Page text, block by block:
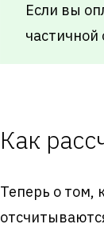
Если вы
частичной
Как
Теперь о том,